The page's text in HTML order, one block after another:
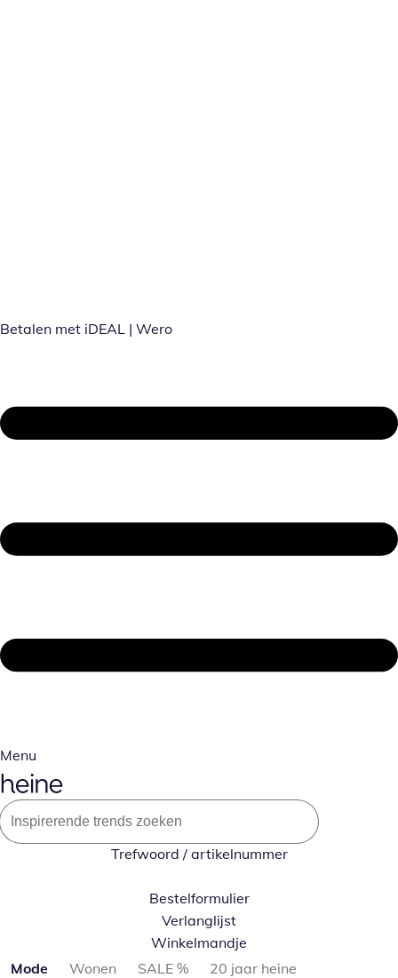
Betalen met iDEAL | Wero
Menu
Trefwoord / artikelnummer
Bestelformulier
Verlanglijst
Winkelmandje
Productcategorieën overslaan
Mode Wonen SALE %
20 jaar heine